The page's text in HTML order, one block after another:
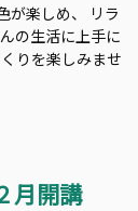
が楽しめ、 リラ
の生活に上手に
りを楽しみませ
月開講